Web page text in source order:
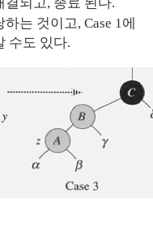
는 것이고, Case 1에
수도 있다.